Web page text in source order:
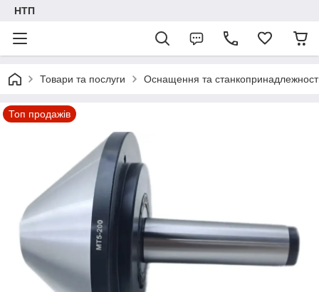
НТП
Товари та послуги Оснащення та
Топ продажів